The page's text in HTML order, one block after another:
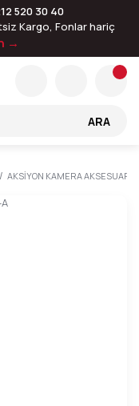
520 30 40
Kargo, Fonlar hariç
→
ARA
AKSİYON KAMERA